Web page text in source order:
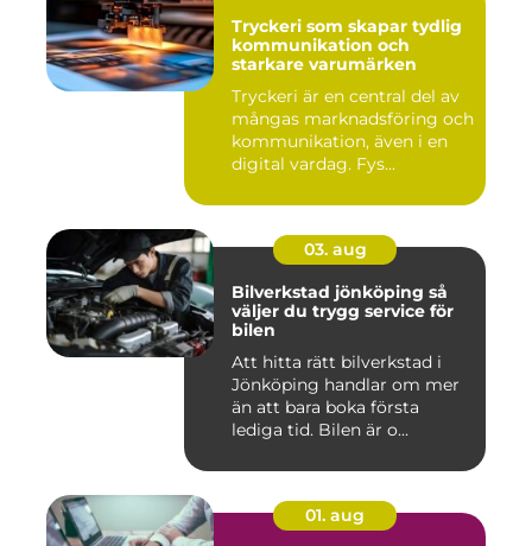
Tryckeri som skapar tydlig
kommunikation och
starkare varumärken
Tryckeri är en central del av
mångas marknadsföring och
kommunikation, även i en
digital vardag. Fys...
03. aug
Bilverkstad jönköping så
väljer du trygg service för
bilen
Att hitta rätt bilverkstad i
Jönköping handlar om mer
än att bara boka första
lediga tid. Bilen är o...
01. aug